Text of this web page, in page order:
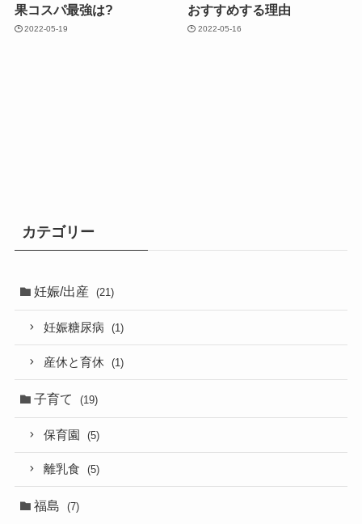
果コスパ最強は?
2022-05-19
おすすめする理由
2022-05-16
カテゴリー
妊娠/出産 (21)
妊娠糖尿病 (1)
産休と育休 (1)
子育て (19)
保育園 (5)
離乳食 (5)
福島 (7)